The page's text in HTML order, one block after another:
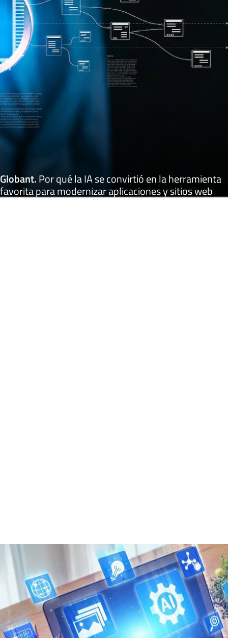
Globant.Por qué la IA se convirtió en la herramienta
favorita para modernizar aplicaciones y sitios web